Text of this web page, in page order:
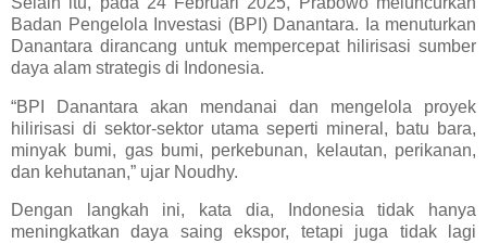
Badan Pengelola Investasi (BPI) Danantara. Ia menuturkan
Danantara dirancang untuk mempercepat hilirisasi sumber
daya alam strategis di Indonesia.
“BPI Danantara akan mendanai dan mengelola proyek
hilirisasi di sektor-sektor utama seperti mineral, batu bara,
minyak bumi, gas bumi, perkebunan, kelautan, perikanan,
dan kehutanan,” ujar Noudhy.
Dengan langkah ini, kata dia, Indonesia tidak hanya
meningkatkan daya saing ekspor, tetapi juga tidak lagi